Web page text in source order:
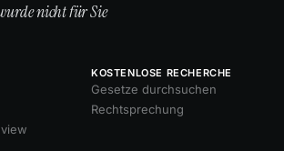
nicht für Sie
KOSTENLOSE RECHERCHE
Gesetze durchsuchen
Rechtsprechung